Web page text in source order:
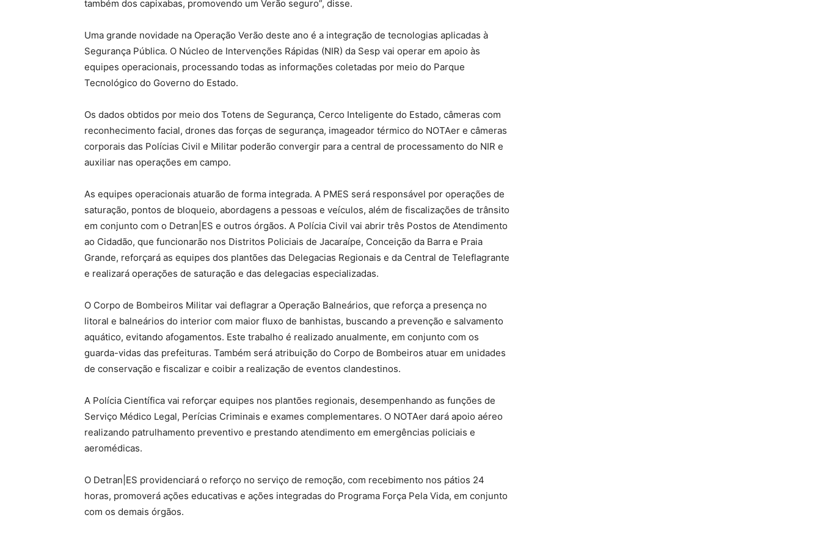
também dos capixabas, promovendo um Verão seguro”, disse.
Uma grande novidade na Operação Verão deste ano é a integração de tecnologias aplicadas à
Segurança Pública. O Núcleo de Intervenções Rápidas (NIR) da Sesp vai operar em apoio às
equipes operacionais, processando todas as informações coletadas por meio do Parque
Tecnológico do Governo do Estado.
Os dados obtidos por meio dos Totens de Segurança, Cerco Inteligente do Estado, câmeras com
reconhecimento facial, drones das forças de segurança, imageador térmico do NOTAer e câmeras
corporais das Polícias Civil e Militar poderão convergir para a central de processamento do NIR e
auxiliar nas operações em campo.
As equipes operacionais atuarão de forma integrada. A PMES será responsável por operações de
saturação, pontos de bloqueio, abordagens a pessoas e veículos, além de fiscalizações de trânsito
em conjunto com o Detran|ES e outros órgãos. A Polícia Civil vai abrir três Postos de Atendimento
ao Cidadão, que funcionarão nos Distritos Policiais de Jacaraípe, Conceição da Barra e Praia
Grande, reforçará as equipes dos plantões das Delegacias Regionais e da Central de Teleflagrante
e realizará operações de saturação e das delegacias especializadas.
O Corpo de Bombeiros Militar vai deflagrar a Operação Balneários, que reforça a presença no
litoral e balneários do interior com maior fluxo de banhistas, buscando a prevenção e salvamento
aquático, evitando afogamentos. Este trabalho é realizado anualmente, em conjunto com os
guarda-vidas das prefeituras. Também será atribuição do Corpo de Bombeiros atuar em unidades
de conservação e fiscalizar e coibir a realização de eventos clandestinos.
A Polícia Científica vai reforçar equipes nos plantões regionais, desempenhando as funções de
Serviço Médico Legal, Perícias Criminais e exames complementares. O NOTAer dará apoio aéreo
realizando patrulhamento preventivo e prestando atendimento em emergências policiais e
aeromédicas.
O Detran|ES providenciará o reforço no serviço de remoção, com recebimento nos pátios 24
horas, promoverá ações educativas e ações integradas do Programa Força Pela Vida, em conjunto
com os demais órgãos.